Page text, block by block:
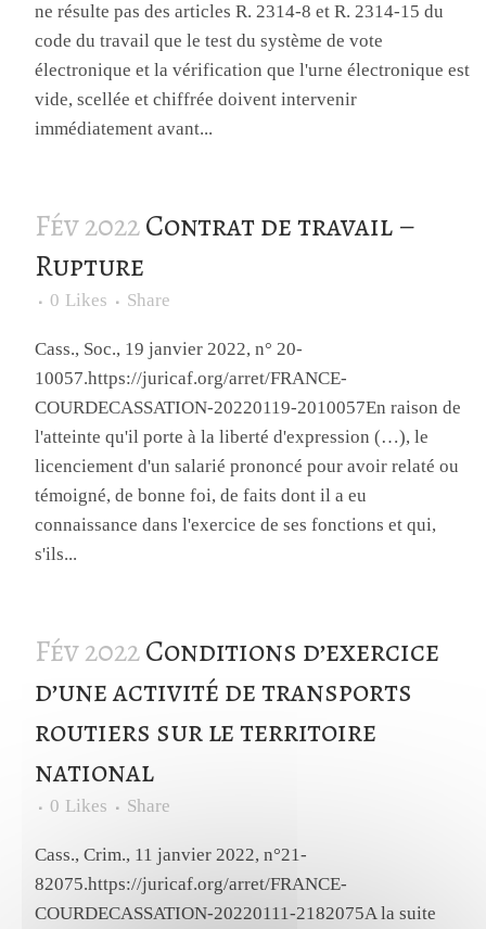
ne résulte pas des articles R. 2314-8 et R. 2314-15 du
code du travail que le test du système de vote
électronique et la vérification que l'urne électronique est
vide, scellée et chiffrée doivent intervenir
immédiatement avant...
Fév 2022Contrat de travail –
Rupture
0 Likes Share
Cass., Soc., 19 janvier 2022, n° 20-
10057.https://juricaf.org/arret/FRANCE-
COURDECASSATION-20220119-2010057En raison de
l'atteinte qu'il porte à la liberté d'expression (…), le
licenciement d'un salarié prononcé pour avoir relaté ou
témoigné, de bonne foi, de faits dont il a eu
connaissance dans l'exercice de ses fonctions et qui,
s'ils...
Fév 2022Conditions d’exercice
d’une activité de transports
routiers sur le territoire
national
0 Likes Share
Cass., Crim., 11 janvier 2022, n°21-
82075.https://juricaf.org/arret/FRANCE-
COURDECASSATION-20220111-2182075A la suite